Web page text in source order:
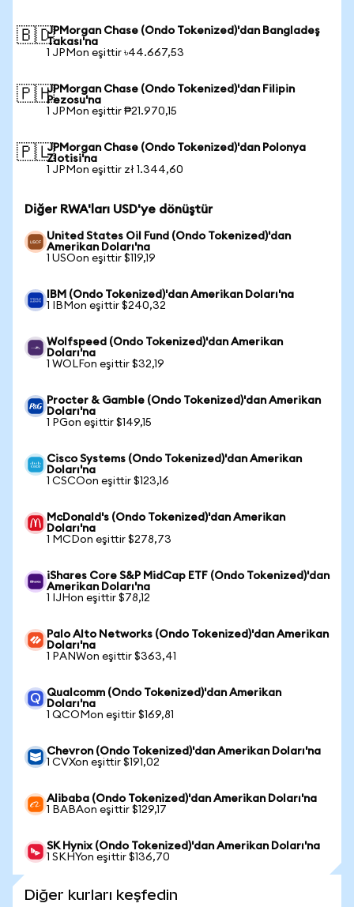
🇧🇩JPMorgan Chase (Ondo Tokenized)'dan Bangladeş
Takası'na
1 JPMon eşittir ৳44.667,53
🇵🇭JPMorgan Chase (Ondo Tokenized)'dan Filipin
Pezosu'na
1 JPMon eşittir ₱21.970,15
🇵🇱JPMorgan Chase (Ondo Tokenized)'dan Polonya
Zlotisi'na
1 JPMon eşittir zł 1.344,60
Diğer RWA'ları USD'ye dönüştür
United States Oil Fund (Ondo Tokenized)'dan
Amerikan Doları'na
1 USOon eşittir $119,19
IBM (Ondo Tokenized)'dan Amerikan Doları'na
1 IBMon eşittir $240,32
Wolfspeed (Ondo Tokenized)'dan Amerikan
Doları'na
1 WOLFon eşittir $32,19
Procter & Gamble (Ondo Tokenized)'dan Amerikan
Doları'na
1 PGon eşittir $149,15
Cisco Systems (Ondo Tokenized)'dan Amerikan
Doları'na
1 CSCOon eşittir $123,16
McDonald's (Ondo Tokenized)'dan Amerikan
Doları'na
1 MCDon eşittir $278,73
iShares Core S&P MidCap ETF (Ondo Tokenized)'dan
Amerikan Doları'na
1 IJHon eşittir $78,12
Palo Alto Networks (Ondo Tokenized)'dan Amerikan
Doları'na
1 PANWon eşittir $363,41
Qualcomm (Ondo Tokenized)'dan Amerikan
Doları'na
1 QCOMon eşittir $169,81
Chevron (Ondo Tokenized)'dan Amerikan Doları'na
1 CVXon eşittir $191,02
Alibaba (Ondo Tokenized)'dan Amerikan Doları'na
1 BABAon eşittir $129,17
SK Hynix (Ondo Tokenized)'dan Amerikan Doları'na
1 SKHYon eşittir $136,70
Diğer kurları keşfedin